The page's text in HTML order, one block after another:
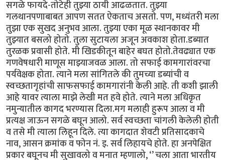
सगळे फायदे-तोटेही तुझ्या ठायी आढळतात. तुझ्या
गलथानपणाबाबत आपण सतत ऐकताच असतो. पण, मध्यंतरी मला
तुझा एक सुखद अनुभव आला. तुझ्या एका मूळ स्थानकावर मी
तुझ्यात बसलो होतो. तुला सुटायला अजून अवकाश होता.डब्यात
तुरळक प्रवासी होते. मी खिडकीतून बाहेर बघत होतो.तेवढ्यात एक
गणवेषधारी माणूस माझ्याजवळ आला. तो सफाई कामगारांवरचा
पर्यवेक्षक होता. त्याने मला सांगितले की तुमच्या डब्यांची व
स्वच्छतागृहांची साफसफाई कामगारांनी केली आहे. ती कशी झाली
आहे यावर त्याला माझे लेखी मत हवे होते. त्याने मला अधिकृत
नमुन्यातील कागद भरण्यास दिला.मग मलाही हुरूप आला व मी
प्रत्यक्ष जाऊन सगळे बघून आलो. सर्व स्वच्छता चांगली केलेली होती
व तसे मी त्याला लिहून दिले. त्या कागदात शेवटी प्रतिसादकाचे
नाव, आसन क्रमांक व फोन नं. इ. सर्व लिहायचे होते. हा अनपेक्षित
प्रकार बघूनच मी सुखावलो व मनात म्हणालो, ‘’ चला आता भारतीय